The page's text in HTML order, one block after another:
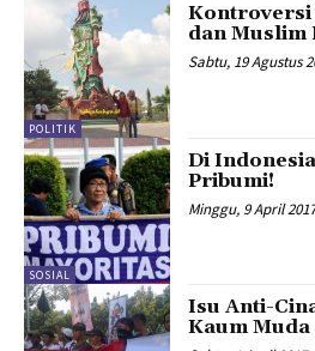
POLITIK
Kontroversi
dan Muslim
Sabtu, 19 Agustus
SOSIAL
Di
Pribumi!
Minggu, 9 April
Isu Anti-
Kaum Muda